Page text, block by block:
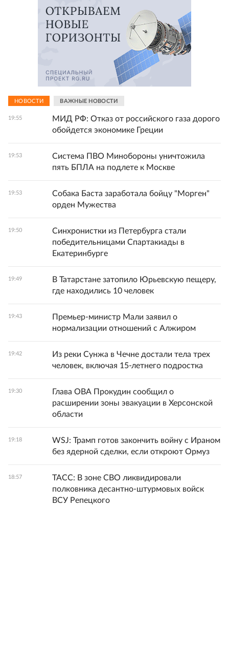
НОВОСТИ ВАЖНЫЕ НОВОСТИ
19:55
МИД РФ: Отказ от российского газа дорого
обойдется экономике Греции
19:53
Система ПВО Минобороны уничтожила
пять БПЛА на подлете к Москве
19:53
Собака Баста заработала бойцу "Морген"
орден Мужества
19:50
Синхронистки из Петербурга стали
победительницами Спартакиады в
Екатеринбурге
19:49
В Татарстане затопило Юрьевскую пещеру,
где находились 10 человек
19:43
Премьер-министр Мали заявил о
нормализации отношений с Алжиром
19:42
Из реки Сунжа в Чечне достали тела трех
человек, включая 15-летнего подростка
19:30
Глава ОВА Прокудин сообщил о
расширении зоны эвакуации в Херсонской
области
19:18
WSJ: Трамп готов закончить войну с Ираном
без ядерной сделки, если откроют Ормуз
18:57
ТАСС: В зоне СВО ликвидировали
полковника десантно-штурмовых войск
ВСУ Репецкого